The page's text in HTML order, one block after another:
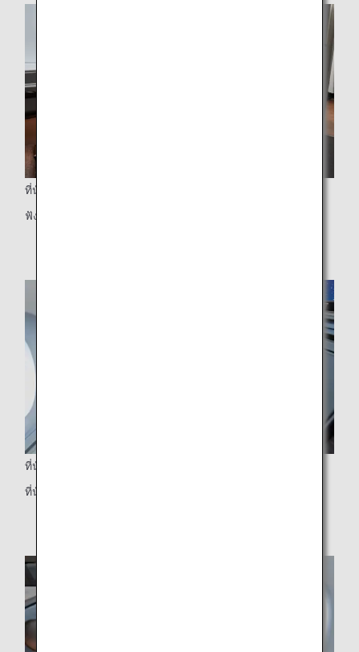
ที่นั่งสะดวกสบาย
ฟังก์ชันการใช้งานและความสะดวกสบายที่ยอดเยี่ยม
ที่นั่งพร้อมผนังกั้นแยกส่วนตัว
ที่นั่งพร้อมผนังกั้นแยกส่วนตัวมีประตูกั้นให้ความเป็นส่วนตัวสูง